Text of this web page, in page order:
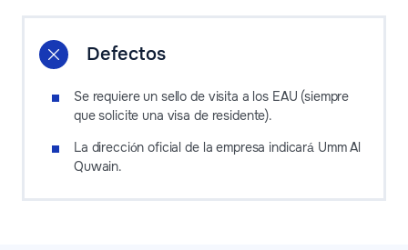
Defectos
Se requiere un sello de visita a los EAU (siempre
que solicite una visa de residente).
La ​​dirección oficial de la empresa indicará Umm Al
Quwain.